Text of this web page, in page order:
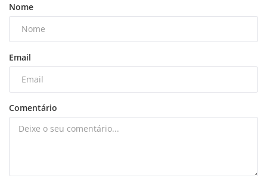
Nome
Email
Comentário